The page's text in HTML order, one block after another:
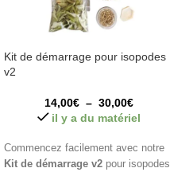
Kit de démarrage pour isopodes
v2
14,00€ – 30,00€
il y a du matériel
Commencez facilement avec notre
Kit de démarrage v2 pour isopodes